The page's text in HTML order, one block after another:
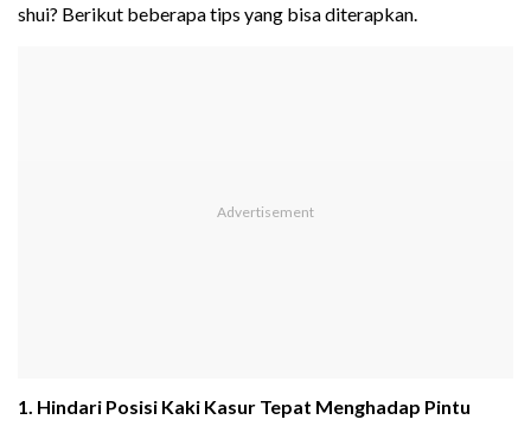
shui? Berikut beberapa tips yang bisa diterapkan.
1. Hindari Posisi Kaki Kasur Tepat Menghadap Pintu